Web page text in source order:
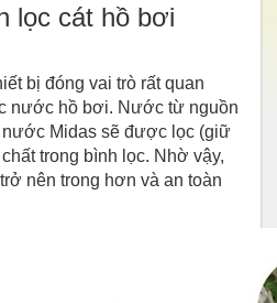
lọc cát hồ bơi
bị đóng vai trò rất quan
nước hồ bơi. Nước từ nguồn
Midas sẽ được lọc (giữ
trong bình lọc. Nhờ vậy,
nên trong hơn và an toàn